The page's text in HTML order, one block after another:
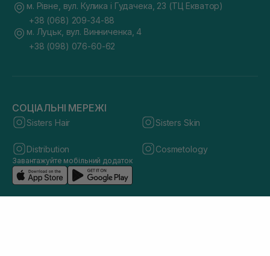
м. Рівне, вул. Кулика і Гудачека, 23 (ТЦ Екватор)
+38 (068) 209-34-88
м. Луцьк, вул. Винниченка, 4
+38 (098) 076-60-62
СОЦІАЛЬНІ МЕРЕЖІ
Sisters Hair Sisters Skin
Distribution Cosmetology
Завантажуйте мобільний додаток